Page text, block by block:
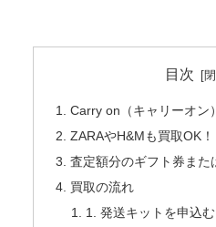
目次
Carry on（キャリーオン）
ZARAやH&Mも買取OK！
査定額分のギフト券また
買取の流れ
1. 発送キットを申込む